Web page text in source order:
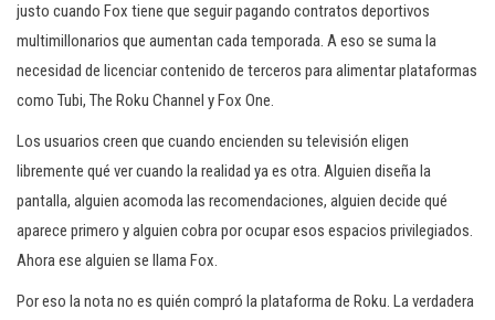
justo cuando Fox tiene que seguir pagando contratos deportivos
multimillonarios que aumentan cada temporada. A eso se suma la
necesidad de licenciar contenido de terceros para alimentar plataformas
como Tubi, The Roku Channel y Fox One.
Los usuarios creen que cuando encienden su televisión eligen
libremente qué ver cuando la realidad ya es otra. Alguien diseña la
pantalla, alguien acomoda las recomendaciones, alguien decide qué
aparece primero y alguien cobra por ocupar esos espacios privilegiados.
Ahora ese alguien se llama Fox.
Por eso la nota no es quién compró la plataforma de Roku. La verdadera